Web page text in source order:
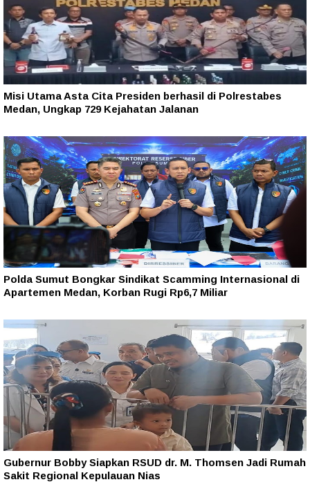
Misi Utama Asta Cita Presiden berhasil di Polrestabes
Medan, Ungkap 729 Kejahatan Jalanan
Polda Sumut Bongkar Sindikat Scamming Internasional di
Apartemen Medan, Korban Rugi Rp6,7 Miliar
Gubernur Bobby Siapkan RSUD dr. M. Thomsen Jadi Rumah
Sakit Regional Kepulauan Nias